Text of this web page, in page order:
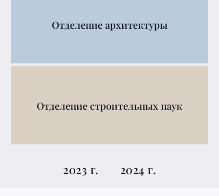
Отделение архитектуры
Отделение строительных наук
2023 г. 2024 г.